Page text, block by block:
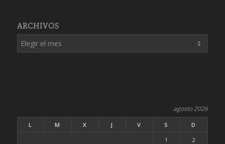
ARCHIVOS
agosto 2026
L M X J V S
D
1
2